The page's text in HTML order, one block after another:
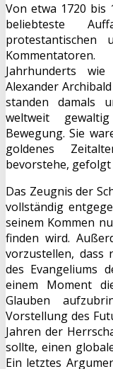
Von etwa 1720 bis
beliebteste
protestantischen
Jahrhunderts
Alexander
standen damals
weltweit gewaltig
Bewegung. Sie
goldenes
bevorstehe,
Das Zeugnis der
vollständig
seinem Kommen
finden wird.
vorzustellen, dass
des Evangeliums
einem Moment
Glauben
Vorstellung des
Jahren der
sollte, einen
Ein letztes